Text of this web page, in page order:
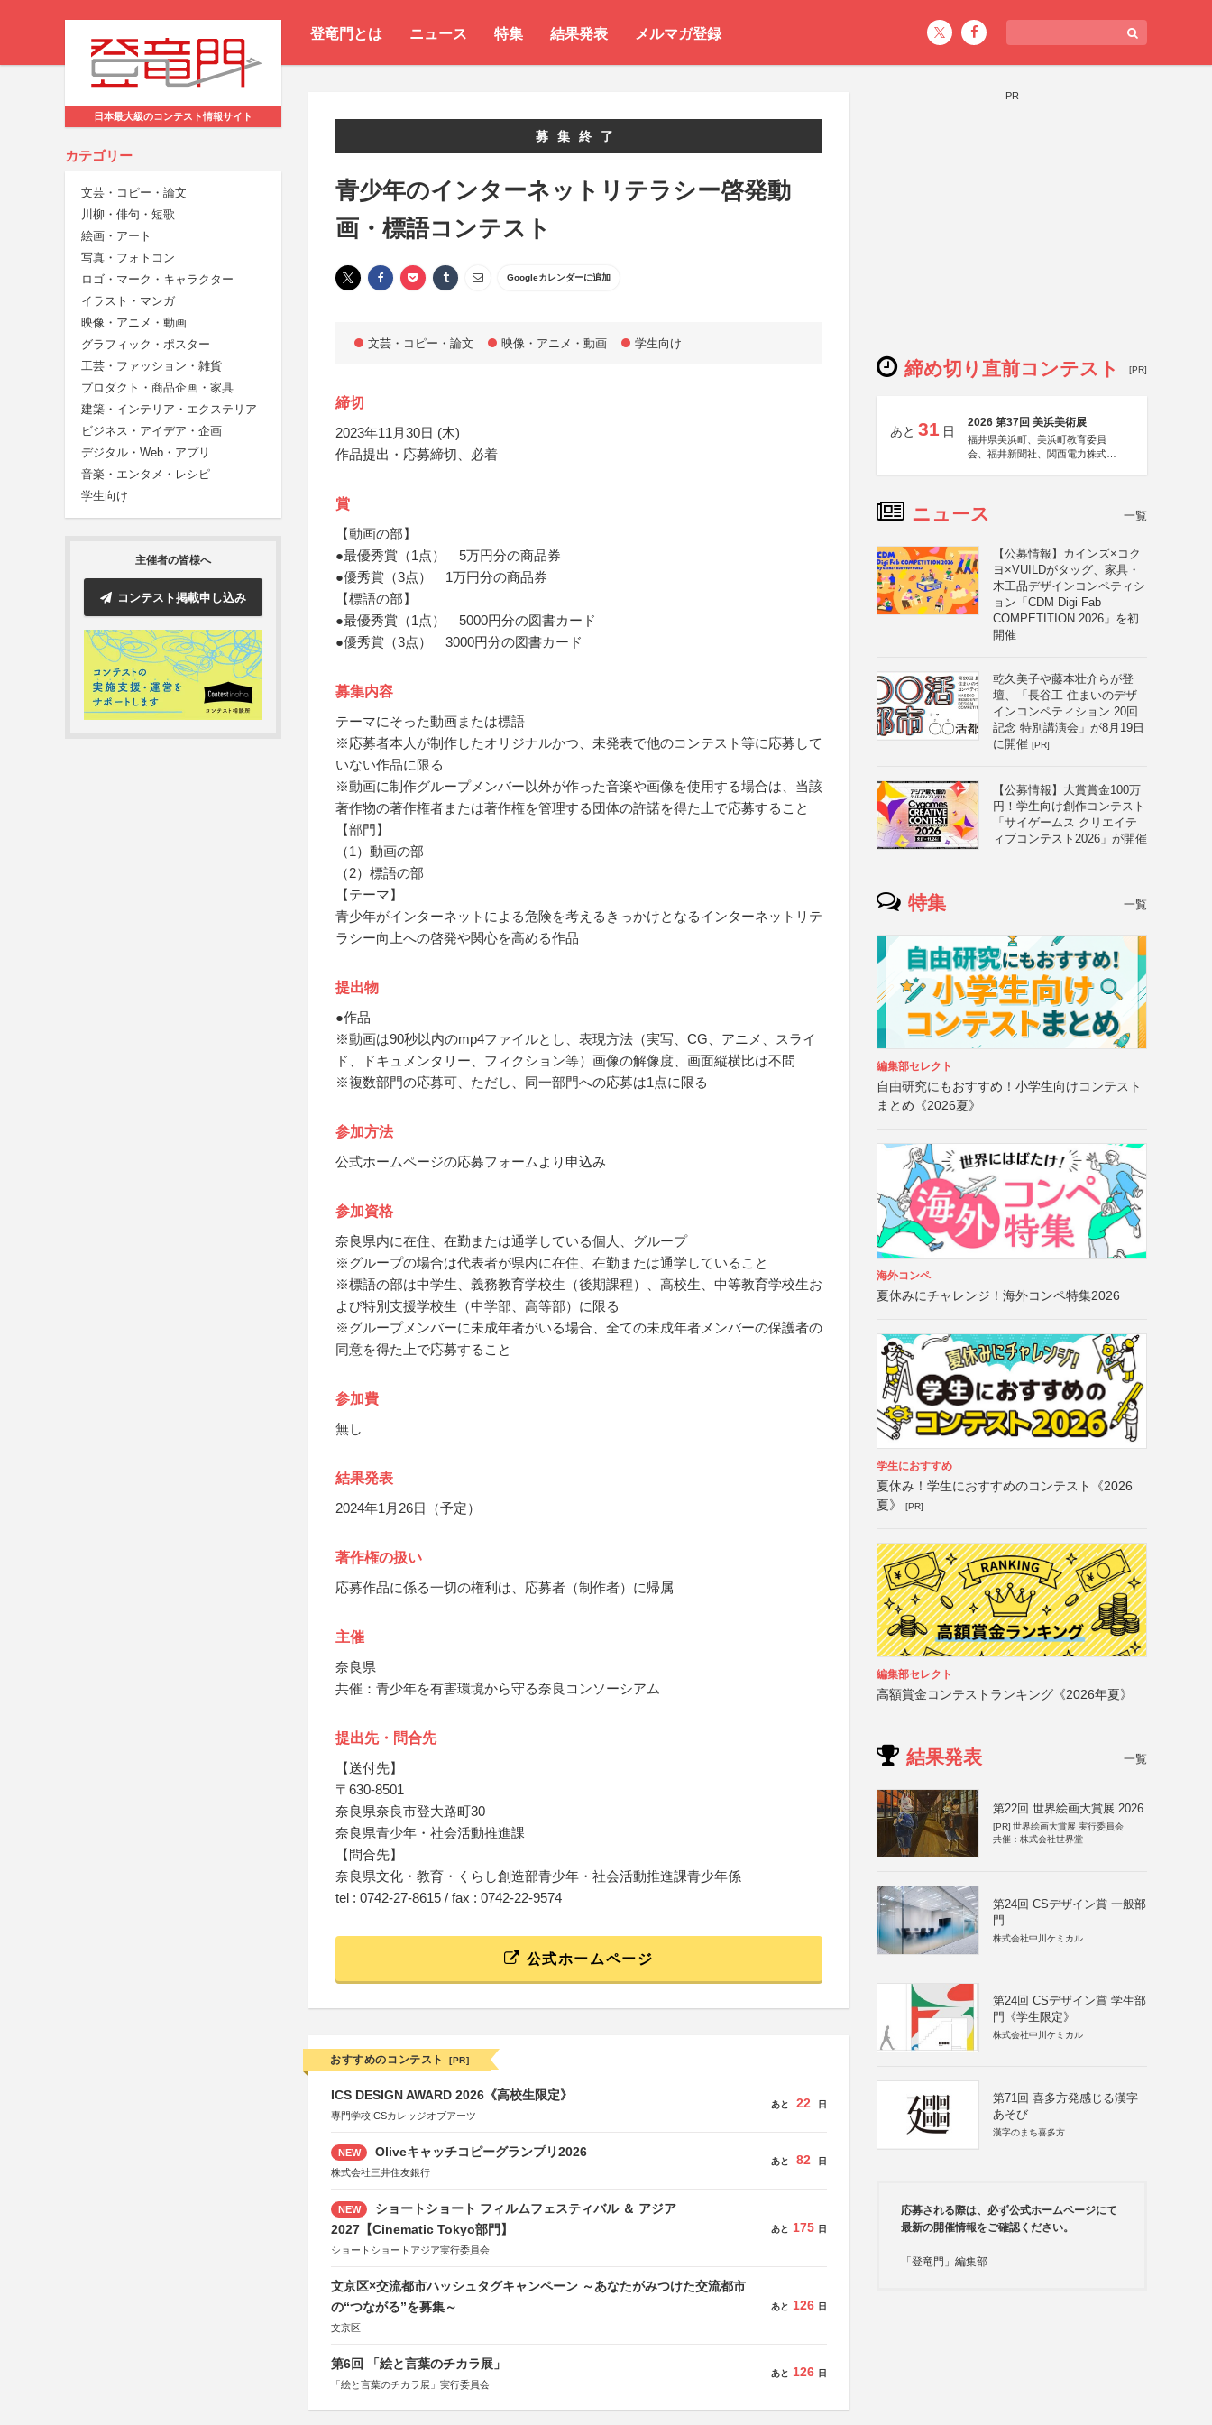
登竜門とは ニュース 特集 結果発表 メルマガ登録
日本最大級のコンテスト情報サイト
カテゴリー
文芸・コピー・論文
川柳・俳句・短歌
絵画・アート
写真・フォトコン
ロゴ・マーク・キャラクター
イラスト・マンガ
映像・アニメ・動画
グラフィック・ポスター
工芸・ファッション・雑貨
プロダクト・商品企画・家具
建築・インテリア・エクステリア
ビジネス・アイデア・企画
デジタル・Web・アプリ
音楽・エンタメ・レシピ
学生向け
主催者の皆様へ
コンテスト掲載申し込み
募集終了
青少年のインターネットリテラシー啓発動
画・標語コンテスト
Googleカレンダーに追加
文芸・コピー・論文 映像・アニメ・動画 学生向け
締切
2023年11月30日 (木)
作品提出・応募締切、必着
賞
【動画の部】
●最優秀賞（1点） 5万円分の商品券
●優秀賞（3点） 1万円分の商品券
【標語の部】
●最優秀賞（1点） 5000円分の図書カード
●優秀賞（3点） 3000円分の図書カード
募集内容
テーマにそった動画または標語
※応募者本人が制作したオリジナルかつ、未発表で他のコンテスト等に応募して
いない作品に限る
※動画に制作グループメンバー以外が作った音楽や画像を使用する場合は、当該
著作物の著作権者または著作権を管理する団体の許諾を得た上で応募すること
【部門】
（1）動画の部
（2）標語の部
【テーマ】
青少年がインターネットによる危険を考えるきっかけとなるインターネットリテ
ラシー向上への啓発や関心を高める作品
提出物
●作品
※動画は90秒以内のmp4ファイルとし、表現方法（実写、CG、アニメ、スライ
ド、ドキュメンタリー、フィクション等）画像の解像度、画面縦横比は不問
※複数部門の応募可、ただし、同一部門への応募は1点に限る
参加方法
公式ホームページの応募フォームより申込み
参加資格
奈良県内に在住、在勤または通学している個人、グループ
※グループの場合は代表者が県内に在住、在勤または通学していること
※標語の部は中学生、義務教育学校生（後期課程）、高校生、中等教育学校生お
よび特別支援学校生（中学部、高等部）に限る
※グループメンバーに未成年者がいる場合、全ての未成年者メンバーの保護者の
同意を得た上で応募すること
参加費
無し
結果発表
2024年1月26日（予定）
著作権の扱い
応募作品に係る一切の権利は、応募者（制作者）に帰属
主催
奈良県
共催：青少年を有害環境から守る奈良コンソーシアム
提出先・問合先
【送付先】
〒630-8501
奈良県奈良市登大路町30
奈良県青少年・社会活動推進課
【問合先】
奈良県文化・教育・くらし創造部青少年・社会活動推進課青少年係
tel : 0742-27-8615 / fax : 0742-22-9574
公式ホームページ
おすすめのコンテスト [PR]
ICS DESIGN AWARD 2026《高校生限定》
専門学校ICSカレッジオブアーツ
あと 22 日
NEW Oliveキャッチコピーグランプリ2026
株式会社三井住友銀行
あと 82 日
NEW
ショートショート フィルムフェスティバル ＆ アジア
2027【Cinematic Tokyo部門】
ショートショートアジア実行委員会
あと 175 日
文京区×交流都市ハッシュタグキャンペーン ～あなたがみつけた交流都市
の“つながる”を募集～
文京区
あと 126 日
第6回 「絵と言葉のチカラ展」
「絵と言葉のチカラ展」実行委員会
あと 126 日
PR
締め切り直前コンテスト [PR]
あと 31 日
2026 第37回 美浜美術展
福井県美浜町、美浜町教育委員
会、福井新聞社、関西電力株式会
ニュース 一覧
【公募情報】カインズ×コク
ヨ×VUILDがタッグ、家具・
木工品デザインコンペティシ
ョン「CDM Digi Fab
COMPETITION 2026」を初
開催
乾久美子や藤本壮介らが登
壇、「長谷工 住まいのデザ
インコンペティション 20回
記念 特別講演会」が8月19日
に開催 [PR]
【公募情報】大賞賞金100万
円！学生向け創作コンテスト
「サイゲームス クリエイテ
ィブコンテスト2026」が開催
特集 一覧
編集部セレクト
自由研究にもおすすめ！小学生向けコンテスト
まとめ《2026夏》
海外コンペ
夏休みにチャレンジ！海外コンペ特集2026
学生におすすめ
夏休み！学生におすすめのコンテスト《2026
夏》
[PR]
編集部セレクト
高額賞金コンテストランキング《2026年夏》
結果発表 一覧
第22回 世界絵画大賞展 2026
[PR] 世界絵画大賞展 実行委員会
共催：株式会社世界堂
第24回 CSデザイン賞 一般部
門
株式会社中川ケミカル
第24回 CSデザイン賞 学生部
門《学生限定》
株式会社中川ケミカル
第71回 喜多方発感じる漢字
あそび
漢字のまち喜多方
応募される際は、必ず公式ホームページにて
最新の開催情報をご確認ください。
「登竜門」編集部